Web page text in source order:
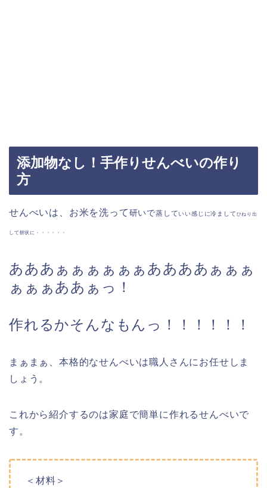
添加物なし！手作りせんべいの作り
方
せんべいは、お米を洗って研いで蒸していい感じに冷まして ひねり出
して餅状に・・・・・・
あああぁぁぁぁぁぁああああぁぁぁ
ぁぁぁああぁっ！
作れるかそんなもんっ！！！！！！
まぁまぁ、本格的なせんべいは職人さんにお任せしま
しょう。
これから紹介するのは家庭で簡単に作れるせんべいで
す。
＜材料＞